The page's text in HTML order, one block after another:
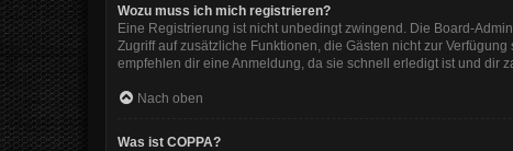
Wozu muss ich mich registrieren?
Eine Registrierung ist nicht unbedingt zwingend. Die Board-
Zugriff auf zusätzliche Funktionen, die Gästen nicht zur
empfehlen dir eine Anmeldung, da sie schnell erledigt ist und dir
Nach oben
Was ist COPPA?